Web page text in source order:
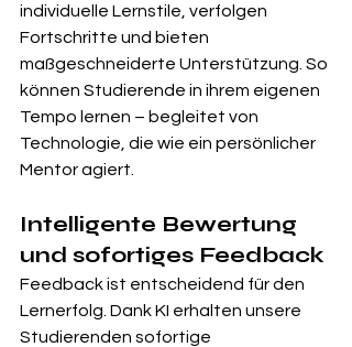
individuelle Lernstile, verfolgen
Fortschritte und bieten
maßgeschneiderte Unterstützung. So
können Studierende in ihrem eigenen
Tempo lernen – begleitet von
Technologie, die wie ein persönlicher
Mentor agiert.
Intelligente Bewertung
und sofortiges Feedback
Feedback ist entscheidend für den
Lernerfolg. Dank KI erhalten unsere
Studierenden sofortige